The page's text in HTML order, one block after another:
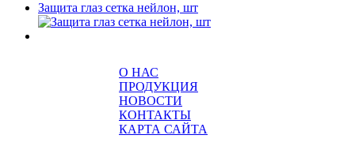
Защита глаз сетка нейлон, шт
О НАС
ПРОДУКЦИЯ
НОВОСТИ
КОНТАКТЫ
КАРТА САЙТА